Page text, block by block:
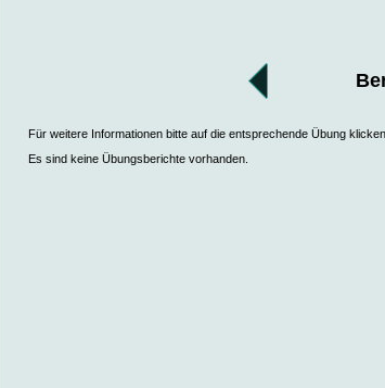
Für weitere Informationen bitte auf die entsprechende Übung klicken
Es sind keine Übungsberichte vorhanden.